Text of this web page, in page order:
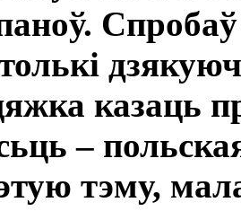
казаць
–
тэму,